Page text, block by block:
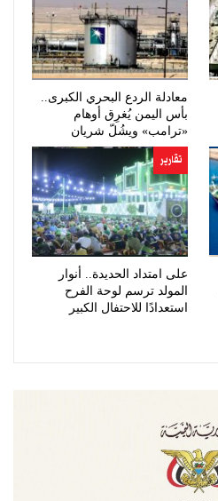
معادلة الردع البحري الكبرى..
بأس اليمن يُغرِق أوهام
«ترامب» ويشُلّ شريان
النفط…
تقارير
على امتداد الحديدة.. أنوار
المولد ترسم لوحة الفرح
استعدادًا للاحتفال الكبير